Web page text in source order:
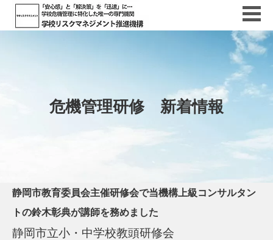
危機管理研修 新着情報
静岡市教育委員会主催研修会で当機構上級コンサルタン
トの鈴木彰典が講師を務めました
静岡市立小・中学校教頭研修会